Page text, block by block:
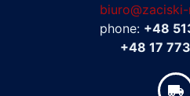
phone: +48
+48 17